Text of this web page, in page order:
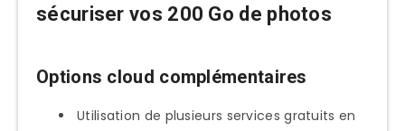
sécuriser vos 200 Go de photos
Options cloud complémentaires
Utilisation de plusieurs services gratuits en